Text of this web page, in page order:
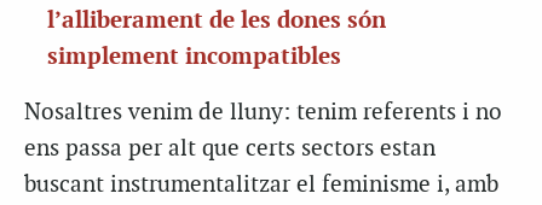
l’alliberament de les dones són
simplement incompatibles
Nosaltres venim de lluny: tenim referents i no
ens passa per alt que certs sectors estan
buscant instrumentalitzar el feminisme i, amb